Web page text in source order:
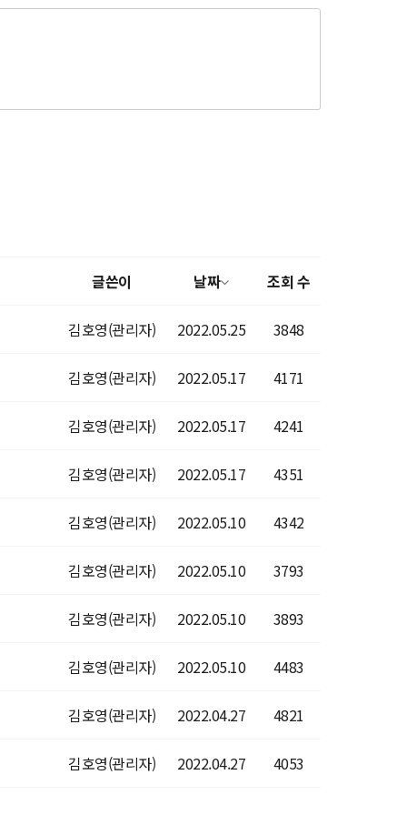
글쓴이 날짜 조회 수
김호영(관리자) 2022.05.25 3848
김호영(관리자) 2022.05.17 4171
김호영(관리자) 2022.05.17 4241
김호영(관리자) 2022.05.17 4351
김호영(관리자) 2022.05.10 4342
김호영(관리자) 2022.05.10 3793
김호영(관리자) 2022.05.10 3893
김호영(관리자) 2022.05.10 4483
김호영(관리자) 2022.04.27 4821
김호영(관리자) 2022.04.27 4053